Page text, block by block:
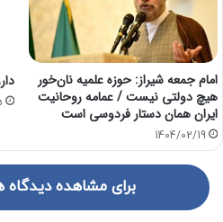
امام جمعه شیراز: حوزه علمیه نان‌خور
هیچ دولتی نیست / عمامه روحانیت
ایران همان دستار فردوسی است
1404/02/19
برای مشاهده دیدگاه